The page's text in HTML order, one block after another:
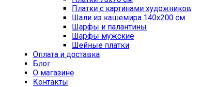
Платки с картинами художников
Шали из кашемира 140х200 см
Шарфы и палантины
Шарфы мужские
Шейные платки
Оплата и доставка
Блог
О магазине
Контакты